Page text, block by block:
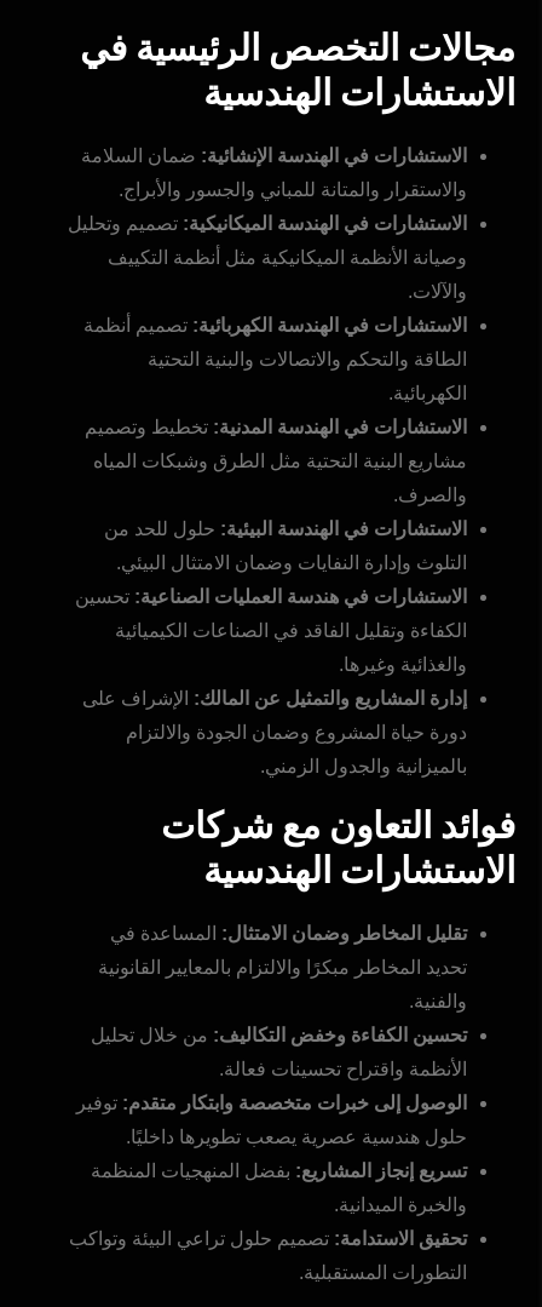
مجالات التخصص الرئيسية في
الاستشارات الهندسية
الاستشارات في الهندسة الإنشائية: ضمان السلامة
والاستقرار والمتانة للمباني والجسور والأبراج.
الاستشارات في الهندسة الميكانيكية: تصميم وتحليل
وصيانة الأنظمة الميكانيكية مثل أنظمة التكييف
والآلات.
الاستشارات في الهندسة الكهربائية: تصميم أنظمة
الطاقة والتحكم والاتصالات والبنية التحتية
الكهربائية.
الاستشارات في الهندسة المدنية: تخطيط وتصميم
مشاريع البنية التحتية مثل الطرق وشبكات المياه
والصرف.
الاستشارات في الهندسة البيئية: حلول للحد من
التلوث وإدارة النفايات وضمان الامتثال البيئي.
الاستشارات في هندسة العمليات الصناعية: تحسين
الكفاءة وتقليل الفاقد في الصناعات الكيميائية
والغذائية وغيرها.
إدارة المشاريع والتمثيل عن المالك: الإشراف على
دورة حياة المشروع وضمان الجودة والالتزام
بالميزانية والجدول الزمني.
فوائد التعاون مع شركات
الاستشارات الهندسية
تقليل المخاطر وضمان الامتثال: المساعدة في
تحديد المخاطر مبكرًا والالتزام بالمعايير القانونية
والفنية.
تحسين الكفاءة وخفض التكاليف: من خلال تحليل
الأنظمة واقتراح تحسينات فعالة.
الوصول إلى خبرات متخصصة وابتكار متقدم: توفير
حلول هندسية عصرية يصعب تطويرها داخليًا.
تسريع إنجاز المشاريع: بفضل المنهجيات المنظمة
والخبرة الميدانية.
تحقيق الاستدامة: تصميم حلول تراعي البيئة وتواكب
التطورات المستقبلية.